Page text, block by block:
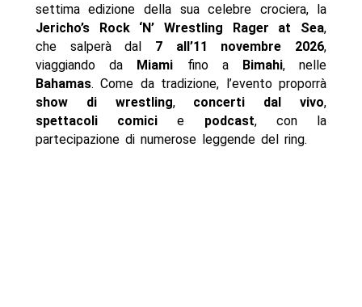
settima edizione della sua celebre crociera, la
Jericho’s Rock ‘N’ Wrestling Rager at Sea,
che salperà dal 7 all’11 novembre 2026,
viaggiando da
Miami fino a Bimahi, nelle
Bahamas. Come da tradizione, l’evento proporrà
show di wrestling, concerti dal vivo,
spettacoli comici e podcast, con la
partecipazione di numerose leggende del ring.